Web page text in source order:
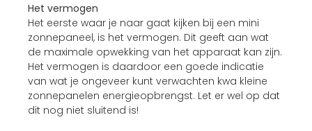
Het vermogen
Het eerste waar je naar gaat kijken bij een mini
zonnepaneel, is het vermogen. Dit geeft aan wat
de maximale opwekking van het apparaat kan zijn.
Het vermogen is daardoor een goede indicatie
van wat je ongeveer kunt verwachten kwa kleine
zonnepanelen energieopbrengst. Let er wel op dat
dit nog niet sluitend is!